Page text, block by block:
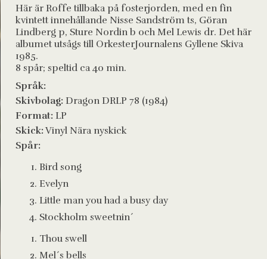
Här är Roffe tillbaka på fosterjorden, med en fin
kvintett innehållande Nisse Sandström ts, Göran
Lindberg p, Sture Nordin b och Mel Lewis dr. Det här
albumet utsågs till OrkesterJournalens Gyllene Skiva
1985.
8 spår; speltid ca 40 min.
Språk:
Skivbolag: Dragon DRLP 78 (1984)
Format: LP
Skick:Vinyl Nära nyskick
Spår:
Bird song
Evelyn
Little man you had a busy day
Stockholm sweetnin´
Thou swell
Mel´s bells